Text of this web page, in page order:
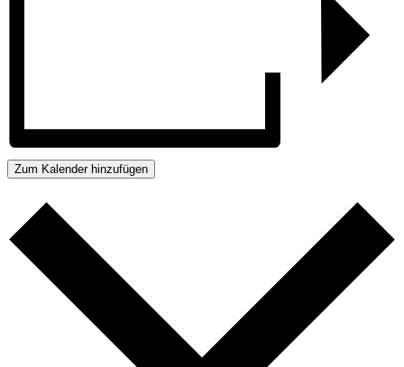
Zum Kalender hinzufügen